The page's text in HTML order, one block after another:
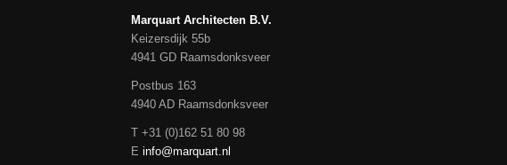
Marquart Architecten B.V.
Keizersdijk 55b
4941 GD Raamsdonksveer
Postbus 163
4940 AD Raamsdonksveer
T +31 (0)162 51 80 98
Einfo@marquart.nl